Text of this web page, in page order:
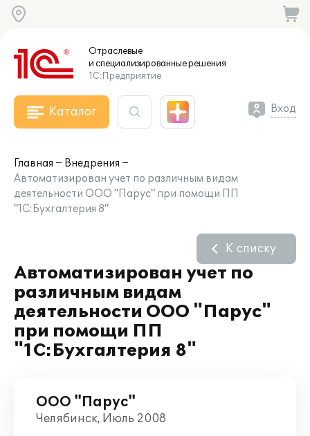
Отраслевые
и специализированныерешения
1С:Предприятие
Каталог Вход
Главная
Внедрения
Автоматизирован учет по различным видам
деятельности ООО "Парус" при помощи ПП
"1С:Бухгалтерия 8"
Автоматизирован учет по
различным видам
деятельности ООО "Парус"
при помощи ПП
"1С:Бухгалтерия 8"
К списку
ООО "Парус"
Челябинск, Июль 2008